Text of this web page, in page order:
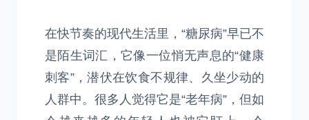
在快节奏的现代生活里，“糖尿病”早已不
是陌生词汇，它像一位悄无声息的“健康
刺客”，潜伏在饮食不规律、久坐少动的
人群中。很多人觉得它是“老年病”，但如